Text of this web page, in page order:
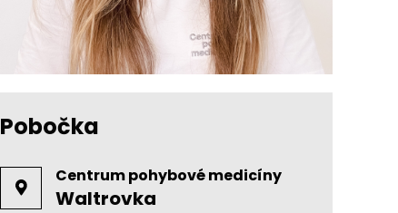
Pobočka
Centrum pohybové medicíny
Waltrovka